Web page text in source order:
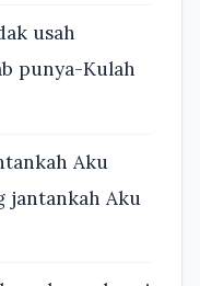
usah
punya-Kulah
Aku
jantankah Aku